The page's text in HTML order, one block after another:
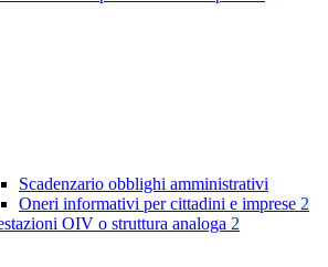
Scadenzario obblighi amministrativi
Oneri informativi per cittadini e imprese 2
OIV o struttura analoga 2